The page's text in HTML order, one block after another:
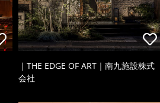
｜THE EDGE OF ART｜南九施設株式
会社